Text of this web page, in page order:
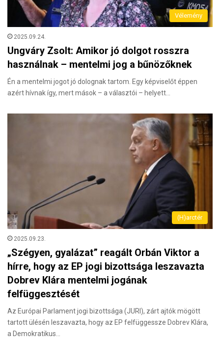
Vélemény
2025.09.24.
Ungváry Zsolt: Amikor jó dolgot rosszra
használnak – mentelmi jog a bűnözőknek
Én a mentelmi jogot jó dolognak tartom. Egy képviselőt éppen
azért hívnak így, mert mások – a választói – helyett…
(H)arctér
2025.09.23.
„Szégyen, gyalázat” reagált Orbán Viktor a
hírre, hogy az EP jogi bizottsága leszavazta
Dobrev Klára mentelmi jogának
felfüggesztését
Az Európai Parlament jogi bizottsága (JURI), zárt ajtók mögött
tartott ülésén leszavazta, hogy az EP felfüggessze Dobrev Klára,
a Demokratikus…